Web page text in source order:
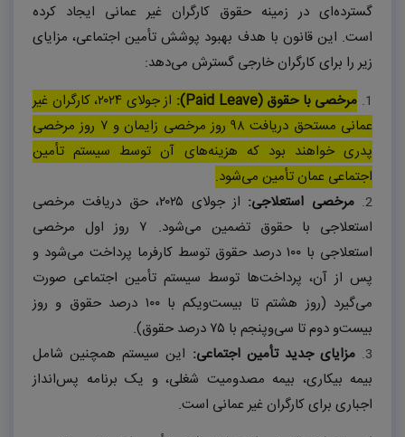
گسترده‌ای در زمینه حقوق کارگران غیر عمانی ایجاد کرده
است. این قانون با هدف بهبود پوشش تأمین اجتماعی، مزایای
زیر را برای کارگران خارجی گسترش می‌دهد:
مرخصی با حقوق (Paid Leave
):
از جولای ۲۰۲۴، کارگران غیر
عمانی مستحق دریافت ۹۸ روز مرخصی زایمان و ۷ روز مرخصی
پدری خواهند بود که هزینه‌های آن توسط سیستم تأمین
اجتماعی عمان تأمین می‌شود.
مرخصی استعلاجی:
از جولای ۲۰۲۵، حق دریافت مرخصی
استعلاجی با حقوق تضمین می‌شود. ۷ روز اول مرخصی
استعلاجی با ۱۰۰ درصد حقوق توسط کارفرما پرداخت می‌شود و
پس از آن، پرداخت‌ها توسط سیستم تأمین اجتماعی صورت
می‌گیرد (روز هشتم تا بیست‌ویکم با ۱۰۰ درصد حقوق و روز
بیست‌و دوم تا سی‌وپنجم با ۷۵ درصد حقوق).
مزایای جدید تأمین اجتماعی: این سیستم همچنین شامل
بیمه بیکاری، بیمه مصدومیت شغلی، و یک برنامه پس‌انداز
اجباری برای کارگران غیر عمانی است.